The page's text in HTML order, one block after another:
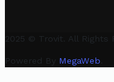
2025 © Trovit. All Rights
Powered By MegaWeb